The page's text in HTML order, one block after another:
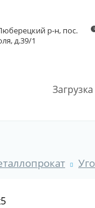
р-н, пос.
д.39/1